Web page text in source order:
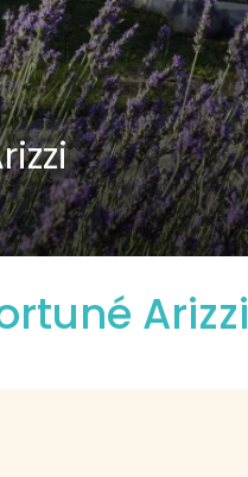
Arizzi